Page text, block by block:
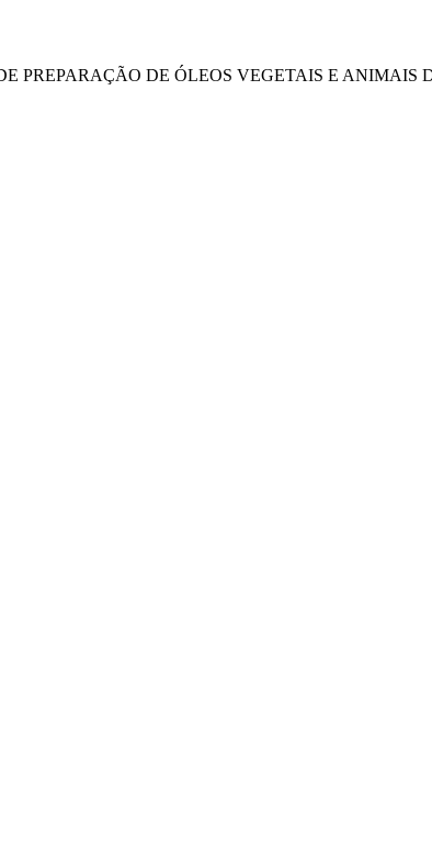
PREPARAÇÃO DE ÓLEOS VEGETAIS E ANIMAIS